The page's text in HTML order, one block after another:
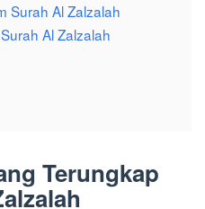
Surah Al Zalzalah
Al Zalzalah
Terungkap